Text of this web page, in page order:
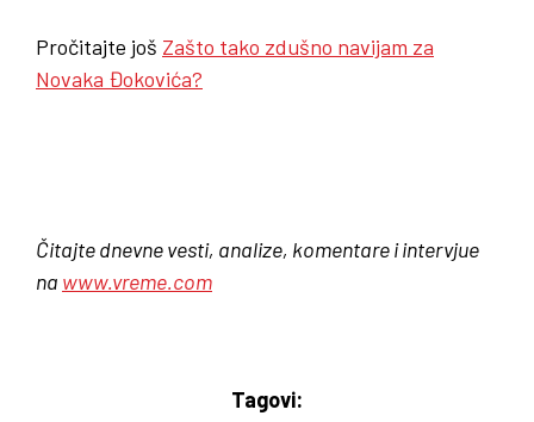
Pročitajte još Zašto tako zdušno navijam za
Novaka Đokovića?
Čitajte dnevne vesti, analize, komentare i intervjue
na www.vreme.com
Tagovi: